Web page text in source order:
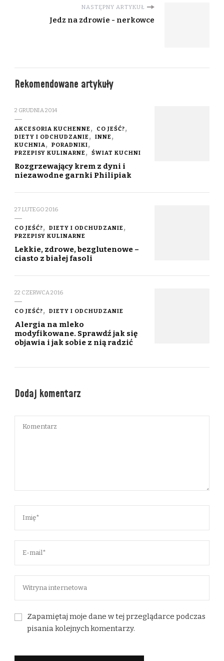
NASTĘPNY ARTYKUŁ
Jedz na zdrowie - nerkowce
Rekomendowane artykuły
2 GRUDNIA 2014
AKCESORIA KUCHENNE
CO JEŚĆ?
DIETY I ODCHUDZANIE
INNE
KUCHNIA
PORADNIKI
PRZEPISY KULINARNE
ŚWIAT KUCHNI
Rozgrzewający krem z dyni i
niezawodne garnki Philipiak
27 LUTEGO 2016
CO JEŚĆ?
DIETY I ODCHUDZANIE
PRZEPISY KULINARNE
Lekkie, zdrowe, bezglutenowe –
ciasto z białej fasoli
22 CZERWCA 2016
CO JEŚĆ? DIETY I ODCHUDZANIE
Alergia na mleko
modyfikowane. Sprawdź jak się
objawia i jak sobie z nią radzić
Dodaj komentarz
Zapamiętaj moje dane w tej przeglądarce podczas
pisania kolejnych komentarzy.